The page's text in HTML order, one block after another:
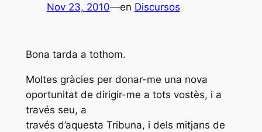
Nov 23, 2010—en Discursos
Bona tarda a tothom.
Moltes gràcies per donar-me una nova
oportunitat de dirigir-me a tots vostès, i a
través seu, a
través d’aquesta Tribuna, i dels mitjans de